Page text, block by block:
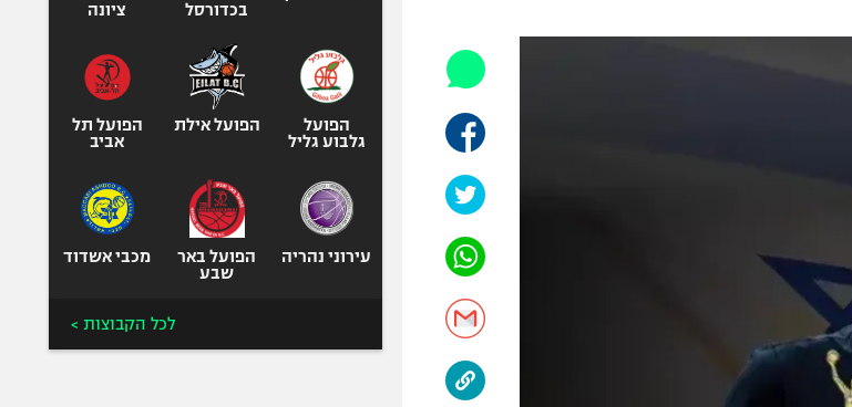
ליגה סינית
ספורט מוטורי
כדורמים
ספורט אתגרי
ואקסטרים
אומנויות לחימה
בכדורסל
ציונה
הפועל
גלבוע גליל
הפועל אילת
הפועל תל
אביב
עירוני נהריה
הפועל באר
שבע
מכבי אשדוד
לכל הקבוצות >